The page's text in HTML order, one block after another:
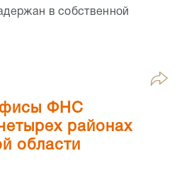
в собственной
ФНС
районах
области